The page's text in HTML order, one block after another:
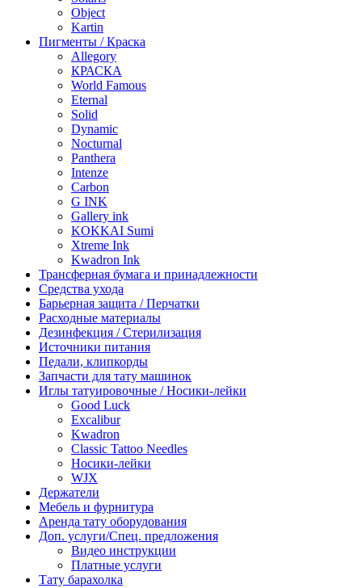
Object
Kartin
Пигменты / Краска
Allegory
КРАСКА
World Famous
Eternal
Solid
Dynamic
Nocturnal
Panthera
Intenze
Carbon
G INK
Gallery ink
KOKKAI Sumi
Xtreme Ink
Kwadron Ink
Трансферная бумага и принадлежности
Средства ухода
Барьерная защита / Перчатки
Расходные материалы
Дезинфекция / Стерилизация
Источники питания
Педали, клипкорды
Запчасти для тату машинок
Иглы татуировочные / Носики-лейки
Good Luck
Excalibur
Kwadron
Classic Tattoo Needles
Носики-лейки
WJX
Держатели
Мебель и фурнитура
Аренда тату оборудования
Доп. услуги/Спец. предложения
Видео инструкции
Платные услуги
Тату барахолка